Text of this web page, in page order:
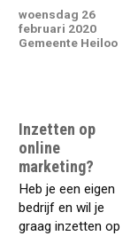
woensdag 26
februari 2020
Gemeente Heiloo
Inzetten op
online
marketing?
Heb je een eigen
bedrijf en wil je
graag inzetten op